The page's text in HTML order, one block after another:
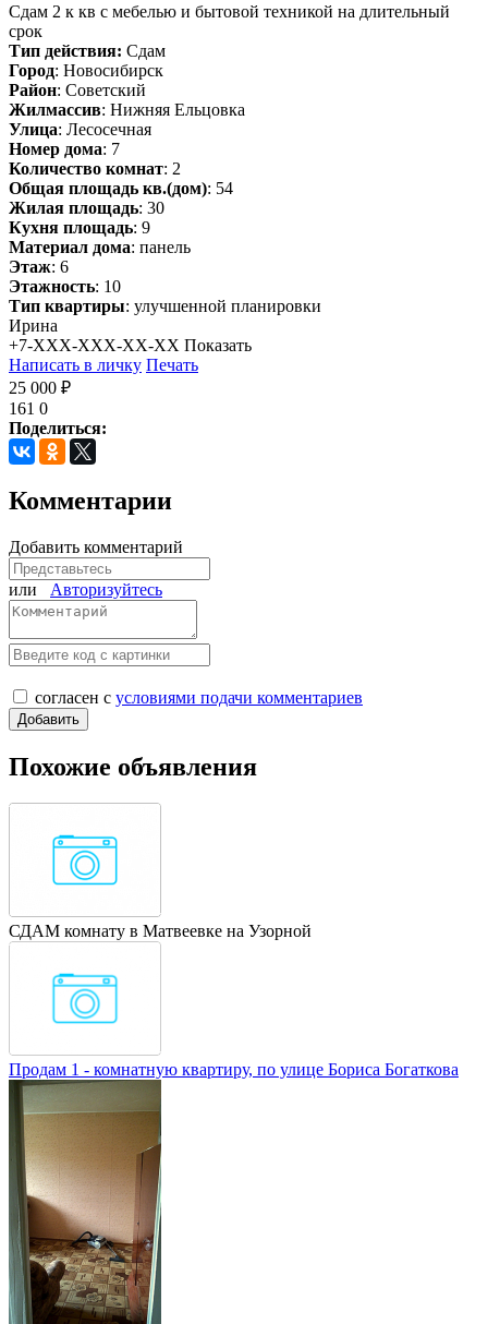
Сдам 2 к кв с мебелью и бытовой техникой на длительный
срок
Тип действия: Сдам
Город: Новосибирск
Район: Советский
Жилмассив: Нижняя Ельцовка
Улица: Лесосечная
Номер дома: 7
Количество комнат: 2
Общая площадь кв.(дом): 54
Жилая площадь: 30
Кухня площадь: 9
Материал дома: панель
Этаж: 6
Этажность: 10
Тип квартиры: улучшенной планировки
Ирина
+7-XXX-XXX-XX-XX Показать
Написать в личку Печать
25 000 ₽
161 0
Поделиться:
Комментарии
Добавить комментарий
или Авторизуйтесь
согласен с условиями подачи комментариев
Похожие объявления
СДАМ комнату в Матвеевке на Узорной
Продам 1 - комнатную квартиру, по улице Бориса Богаткова